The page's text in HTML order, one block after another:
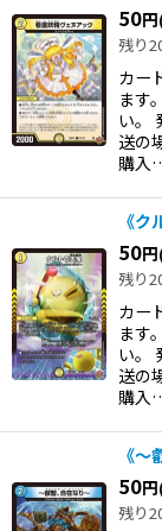
並び順:
50円
残り
カー
ます
い。
送の
購入
《ク
50円
残り
カー
ます
い。
送の
購入
《〜
50円
残り